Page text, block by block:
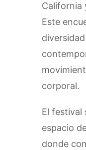
California
Este
corporal.
El festival
espacio
donde